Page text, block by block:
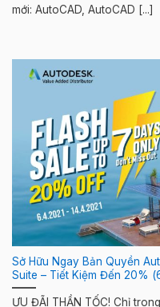
mới: AutoCAD, AutoCAD [...]
Sở Hữu Ngay Bản Quyền
Suite – Tiết Kiệm Đến 20%
ƯU ĐÃI THẦN TỐC! Chỉ